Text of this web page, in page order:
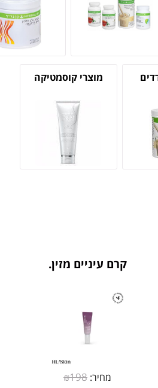
מוצרי קוסמטיקה
קרם עיניים מזין.
מחיר: ₪198